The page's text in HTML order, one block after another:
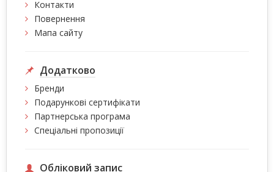
Контакти
Повернення
Мапа сайту
Додатково
Бренди
Подарункові сертифікати
Партнерська програма
Спеціальні пропозиції
Обліковий запис